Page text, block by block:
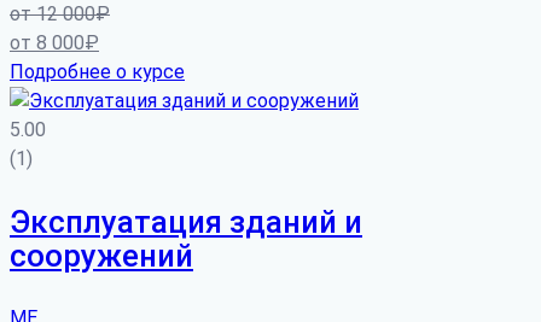
от12 000₽
от 8 000₽
Подробнее о курсе
5.00
(1)
Эксплуатация зданий и
сооружений